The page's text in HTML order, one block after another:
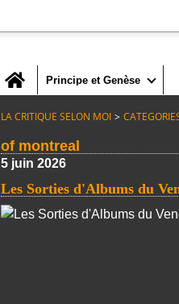
Home
Principe et Genèse
LA CRITIQUE SELON MOI >
of montreal
5 juin 2026
Les Sorties d'Albums du